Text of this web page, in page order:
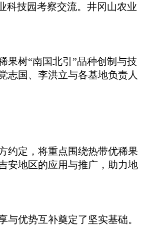
科技园考察交流。井冈山农业
树“南国北引”品种创制与技
志国、李洪立与各基地负责人
定，将重点围绕热带优稀果
安地区的应用与推广，助力地
优势互补奠定了坚实基础。